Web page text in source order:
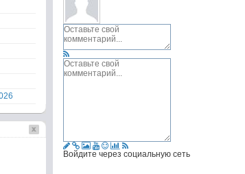
Войдите через социальную сеть